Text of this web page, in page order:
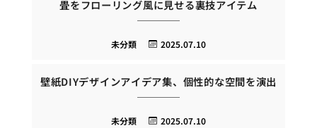
畳をフローリング風に見せる裏技アイテム
2025.07.10
未分類
壁紙DIYデザインアイデア集、個性的な空間を演出
2025.07.10
未分類